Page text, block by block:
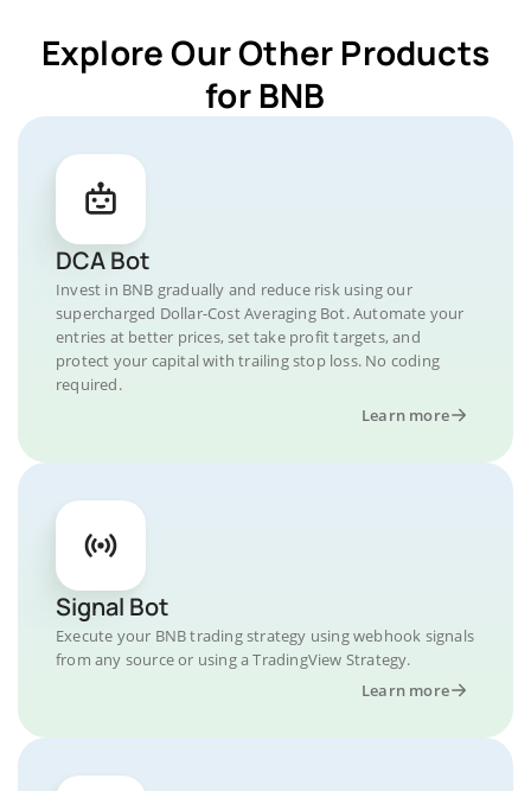
Explore Our Other Products
for BNB
DCA Bot
Invest in BNB gradually and reduce risk using our
supercharged Dollar-Cost Averaging Bot. Automate your
entries at better prices, set take profit targets, and
protect your capital with trailing stop loss. No coding
required.
Learn more
Signal Bot
Execute your BNB trading strategy using webhook signals
from any source or using a TradingView Strategy.
Learn more